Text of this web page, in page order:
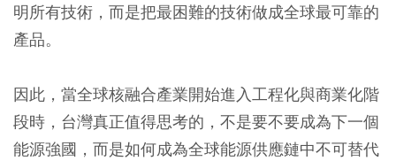
明所有技術，而是把最困難的技術做成全球最可靠的
產品。
因此，當全球核融合產業開始進入工程化與商業化階
段時，台灣真正值得思考的，不是要不要成為下一個
能源強國，而是如何成為全球能源供應鏈中不可替代